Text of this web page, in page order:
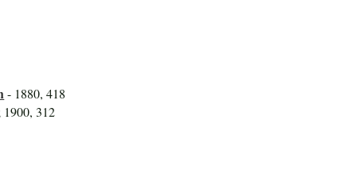
- 1880, 418
1900, 312